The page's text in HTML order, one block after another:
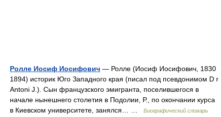
Ролле Иосиф Иосифович — Ролле (Иосиф Иосифович, 1830
1894) историк Юго Западного края (писал под псевдонимом D r
Antoni J.). Сын французского эмигранта, поселившегося в
начале нынешнего столетия в Подолии, Р., по окончании курса
в Киевском университете, занялся… …
Биографический словарь